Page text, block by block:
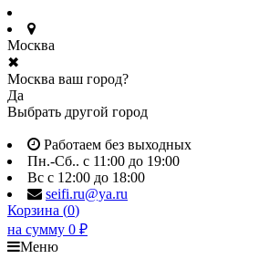
Москва
✖
Москва ваш город?
Да
Выбрать другой город
Работаем без выходных
Пн.-Сб.. с 11:00 до 19:00
Вс с 12:00 до 18:00
seifi.ru@ya.ru
Корзина (0)
на сумму 0 ₽
Меню